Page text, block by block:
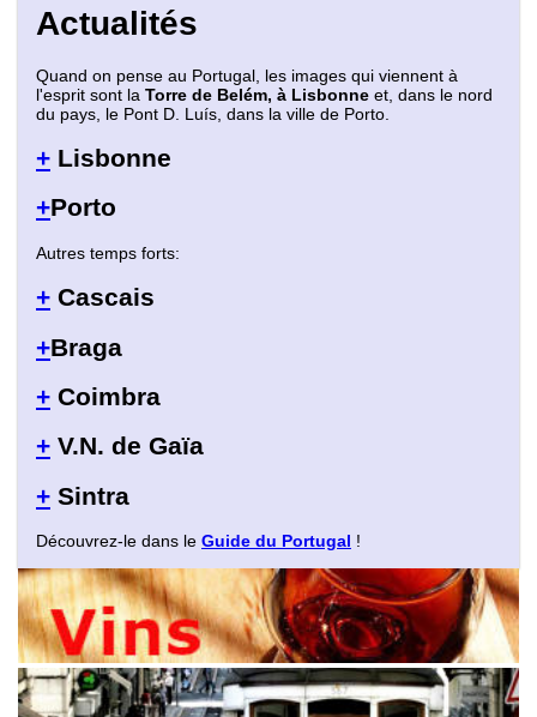
Actualités
Quand on pense au Portugal, les images qui viennent à
l'esprit sont la Torre de Belém, à Lisbonne et, dans le nord
du pays, le Pont D. Luís, dans la ville de Porto.
+ Lisbonne
+Porto
Autres temps forts:
+ Cascais
+Braga
+ Coimbra
+ V.N. de Gaïa
+ Sintra
Découvrez-le dans le Guide du Portugal !